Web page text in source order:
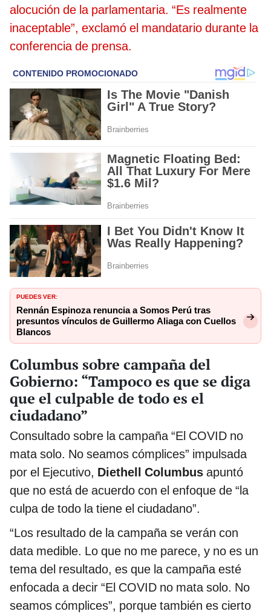
alocución de la parlamentaria. “Es realmente
inaceptable”, exclamó el mandatario durante la
conferencia de prensa.
PUEDES VER:
Rennán Espinoza renuncia a Somos Perú tras
presuntos vínculos de Guillermo Aliaga con Cuellos
Blancos
Columbus sobre campaña del
Gobierno: “Tampoco es que se diga
que el culpable de todo es el
ciudadano”
Consultado sobre la campaña “El COVID no
mata solo. No seamos cómplices” impulsada
por el Ejecutivo, Diethell Columbus apuntó
que no está de acuerdo con el enfoque de “la
culpa de todo la tiene el ciudadano”.
“Los resultado de la campaña se verán con
data medible. Lo que no me parece, y no es un
tema del resultado, es que la campaña esté
enfocada a decir “El COVID no mata solo. No
seamos cómplices”, porque también es cierto